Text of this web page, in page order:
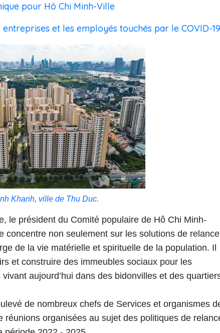
pour Hô Chi Minh-Ville
et les employés touchés par le COVID-19
Khanh, ville de Thu Duc.
le président du Comité populaire de Hô Chi Minh-
concentre non seulement sur les solutions de relance
de la vie matérielle et spirituelle de la population. Il
et construire des immeubles sociaux pour les
aujourd’hui dans des bidonvilles et des
de nombreux chefs de Services et organismes
organisées au sujet des politiques de